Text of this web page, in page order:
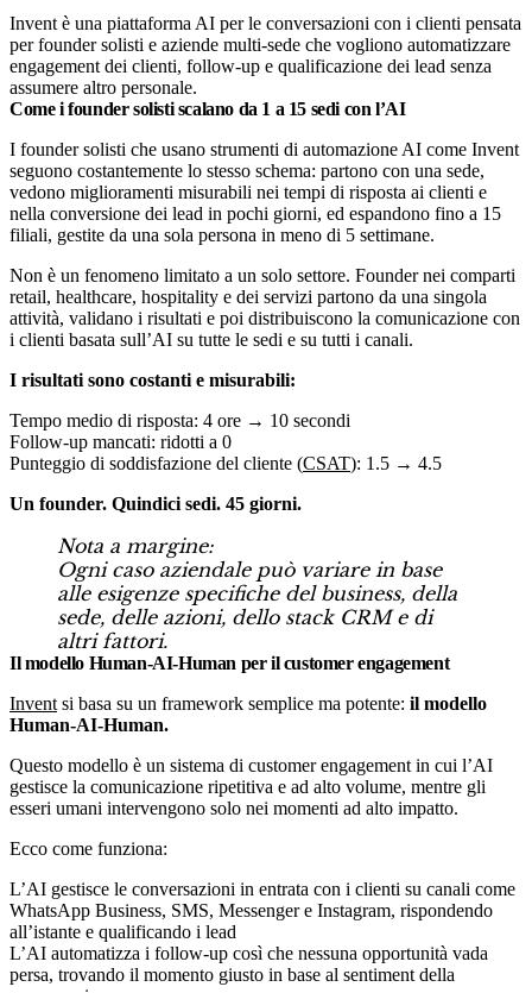
Invent è una piattaforma AI per le conversazioni con i clienti pensata
per founder solisti e aziende multi-sede che vogliono automatizzare
engagement dei clienti, follow-up e qualificazione dei lead senza
assumere altro personale.
Come i founder solisti scalano da 1 a 15 sedi con l’AI
I founder solisti che usano strumenti di automazione AI come Invent
seguono costantemente lo stesso schema: partono con una sede,
vedono miglioramenti misurabili nei tempi di risposta ai clienti e
nella conversione dei lead in pochi giorni, ed espandono fino a 15
filiali, gestite da una sola persona in meno di 5 settimane.
Non è un fenomeno limitato a un solo settore. Founder nei comparti
retail, healthcare, hospitality e dei servizi partono da una singola
attività, validano i risultati e poi distribuiscono la comunicazione con
i clienti basata sull’AI su tutte le sedi e su tutti i canali.
I risultati sono costanti e misurabili:
Tempo medio di risposta: 4 ore → 10 secondi
Follow-up mancati: ridotti a 0
Punteggio di soddisfazione del cliente (CSAT): 1.5 → 4.5
Un founder. Quindici sedi. 45 giorni.
Nota a margine:
Ogni caso aziendale può variare in base
alle esigenze specifiche del business, della
sede, delle azioni, dello stack CRM e di
altri fattori.
Il modello Human-AI-Human per il customer engagement
Invent si basa su un framework semplice ma potente: il modello
Human-AI-Human.
Questo modello è un sistema di customer engagement in cui l’AI
gestisce la comunicazione ripetitiva e ad alto volume, mentre gli
esseri umani intervengono solo nei momenti ad alto impatto.
Ecco come funziona:
L’AI gestisce le conversazioni in entrata con i clienti su canali come
WhatsApp Business, SMS, Messenger e Instagram, rispondendo
all’istante e qualificando i lead
L’AI automatizza i follow-up così che nessuna opportunità vada
persa, trovando il momento giusto in base al sentiment della